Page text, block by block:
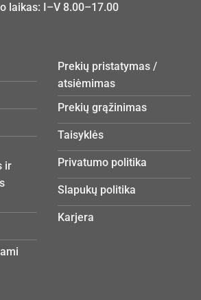
laikas: I–V 8.00–17.00
ir
Prekių pristatymas /
atsiėmimas
Prekių grąžinimas
Taisyklės
Privatumo politika
Slapukų politika
Karjera